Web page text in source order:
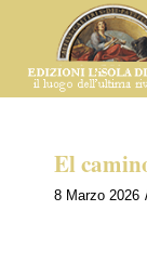
El
8 Marzo 2026